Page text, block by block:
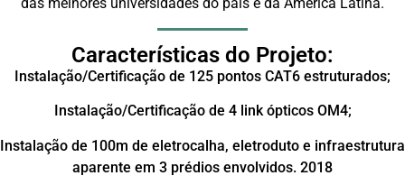
Características do Projeto:
Instalação/Certificação de 125 pontos CAT6 estruturados;
Instalação/Certificação de 4 link ópticos OM4;
Instalação de 100m de eletrocalha, eletroduto e infraestrutura
aparente em 3 prédios envolvidos. 2018